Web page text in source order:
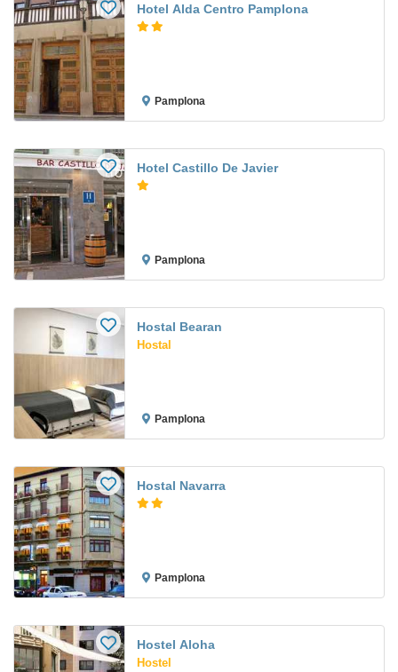
Hotel Alda Centro Pamplona
Pamplona
Hotel Castillo De Javier
Pamplona
Hostal Bearan
Hostal
Pamplona
Hostal Navarra
Pamplona
Hostel Aloha
Hostel